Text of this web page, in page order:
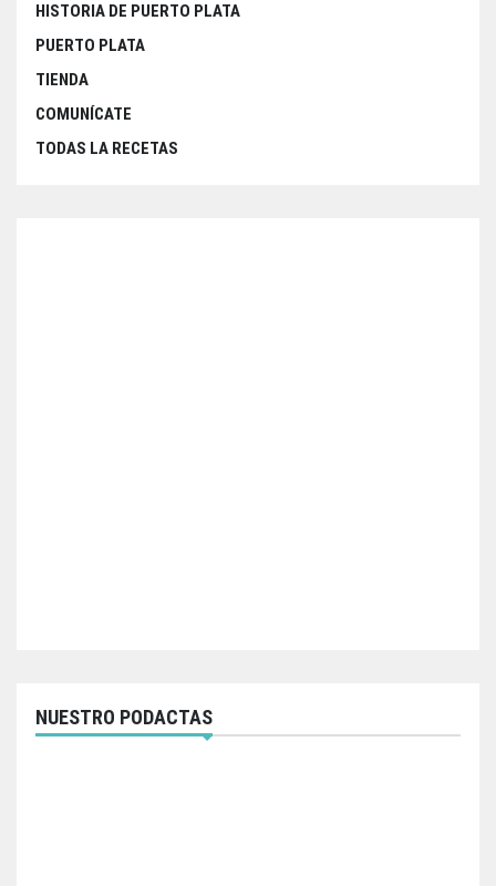
HISTORIA DE PUERTO PLATA
PUERTO PLATA
TIENDA
COMUNÍCATE
TODAS LA RECETAS
NUESTRO PODACTAS